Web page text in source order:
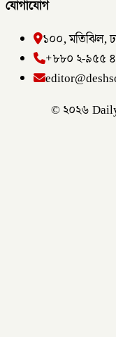
যোগাযোগ
১০০, মতিঝিল,
+৮৮০ ২-৯৫৫
© ২০২৬ Daily